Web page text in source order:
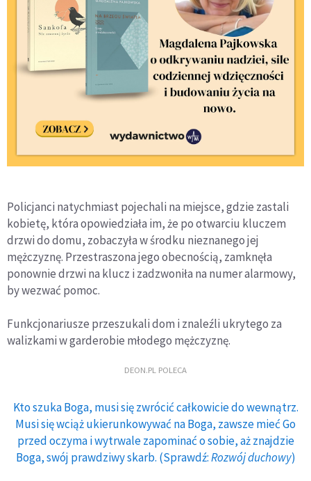
Policjanci natychmiast pojechali na miejsce, gdzie zastali
kobietę, która opowiedziała im, że po otwarciu kluczem
drzwi do domu, zobaczyła w środku nieznanego jej
mężczyznę. Przestraszona jego obecnością, zamknęła
ponownie drzwi na klucz i zadzwoniła na numer alarmowy,
by wezwać pomoc.
Funkcjonariusze przeszukali dom i znaleźli ukrytego za
walizkami w garderobie młodego mężczyznę.
DEON.PL POLECA
Kto szuka Boga, musi się zwrócić całkowicie do wewnątrz.
Musi się wciąż ukierunkowywać na Boga, zawsze mieć Go
przed oczyma i wytrwale zapominać o sobie, aż znajdzie
Boga, swój prawdziwy skarb. (Sprawdź:Rozwój duchowy)